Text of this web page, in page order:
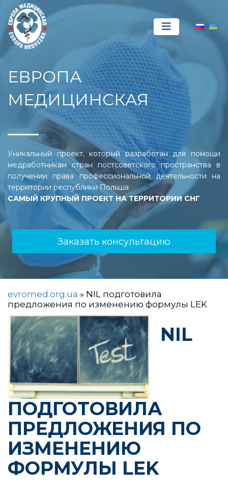
ЕВРОПА
МЕДИЦИНСКАЯ
Уникальный проект, который разработан для помощи
медработникам стран постсоветского пространства в
получении права профессиональной деятельности на
территории республики Польша
САМЫЙ КРУПНЫЙ ПРОЕКТ НА ТЕРРИТОРИИ СНГ
Заказать консультацию
evromed.org.ua » NIL подготовила
предложения по изменению формулы LEK
NIL
ПОДГОТОВИЛА
ПРЕДЛОЖЕНИЯ ПО
ИЗМЕНЕНИЮ
ФОРМУЛЫ LEK